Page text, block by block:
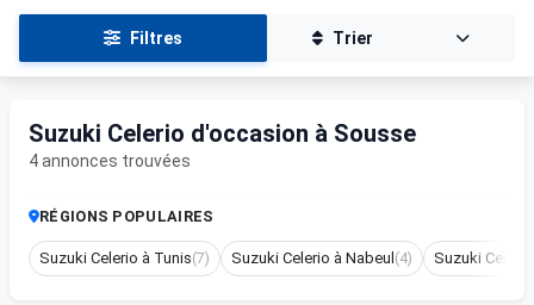
Filtres Trier
Suzuki Celerio d'occasion à Sousse
4 annonces trouvées
RÉGIONS POPULAIRES
Suzuki Celerio à Tunis(7) Suzuki Celerio à Nabeul (4) Suzuki